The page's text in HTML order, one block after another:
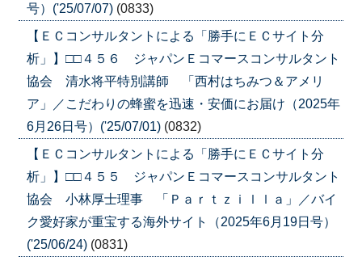
号）('25/07/07) (0833)
【ＥＣコンサルタントによる「勝手にＥＣサイト分
析」】□□４５６ ジャパンＥコマースコンサルタント
協会 清水将平特別講師 「西村はちみつ＆アメリ
ア」／こだわりの蜂蜜を迅速・安価にお届け（2025年
6月26日号）('25/07/01) (0832)
【ＥＣコンサルタントによる「勝手にＥＣサイト分
析」】□□４５５ ジャパンＥコマースコンサルタント
協会 小林厚士理事 「Ｐａｒｔｚｉｌｌａ」／バイ
ク愛好家が重宝する海外サイト（2025年6月19日号）
('25/06/24) (0831)